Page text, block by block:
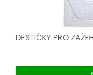
DESTIČKY PRO